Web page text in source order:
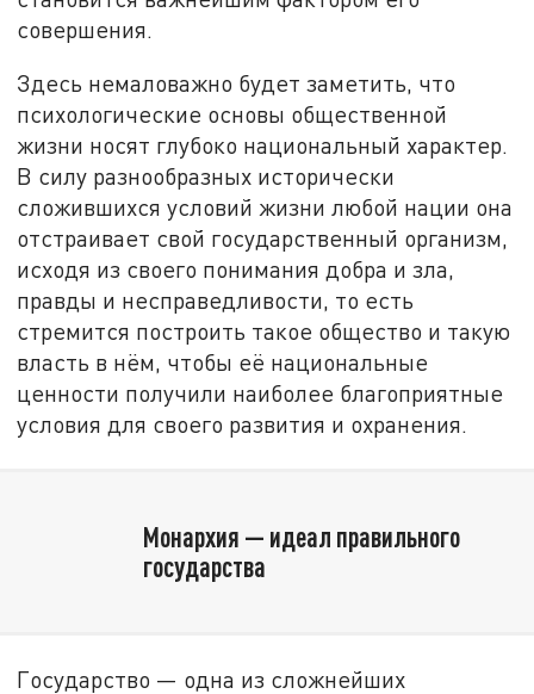
совершения.
Здесь немаловажно будет заметить, что
психологические основы общественной
жизни носят глубоко национальный характер.
В силу разнообразных исторически
сложившихся условий жизни любой нации она
отстраивает свой государственный организм,
исходя из своего понимания добра и зла,
правды и несправедливости, то есть
стремится построить такое общество и такую
власть в нём, чтобы её национальные
ценности получили наиболее благоприятные
условия для своего развития и охранения.
Монархия — идеал правильного
государства
Государство — одна из сложнейших